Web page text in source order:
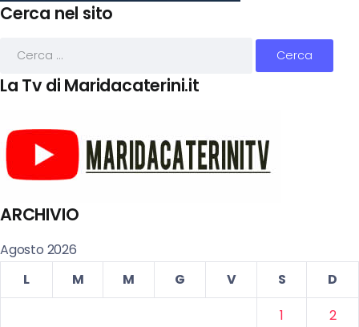
Cerca nel sito
La Tv di Maridacaterini.it
ARCHIVIO
Agosto 2026
L
M M G V S
D
1
2